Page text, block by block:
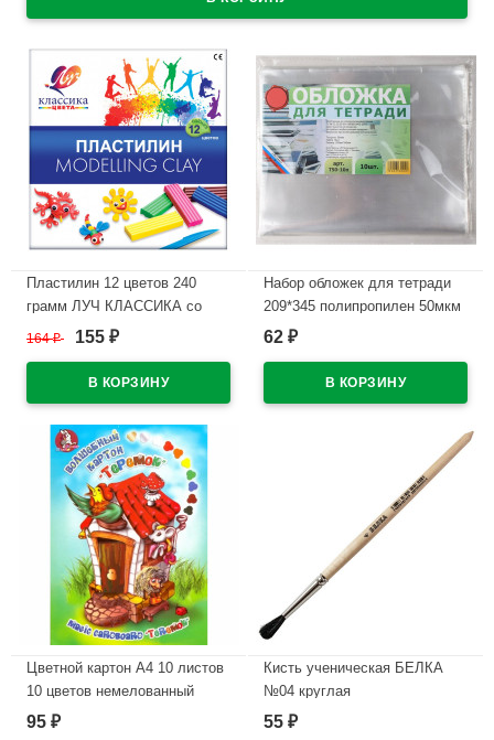
Пластилин 12 цветов 240
грамм ЛУЧ КЛАССИКА со
стеком картонная коробка арт
164₽ 155 ₽
Набор обложек для тетради
209*345 полипропилен 50мкм
10 штук в наборе арт.Т50-10п
62 ₽
Цветной картон А4 10 листов
10 цветов немелованный
односторонний Лилия
95 ₽
Кисть ученическая БЕЛКА
№04 круглая
В наличии
55 ₽